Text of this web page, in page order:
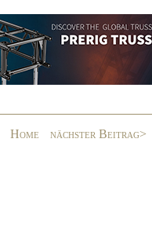
Home nächster Beitrag>